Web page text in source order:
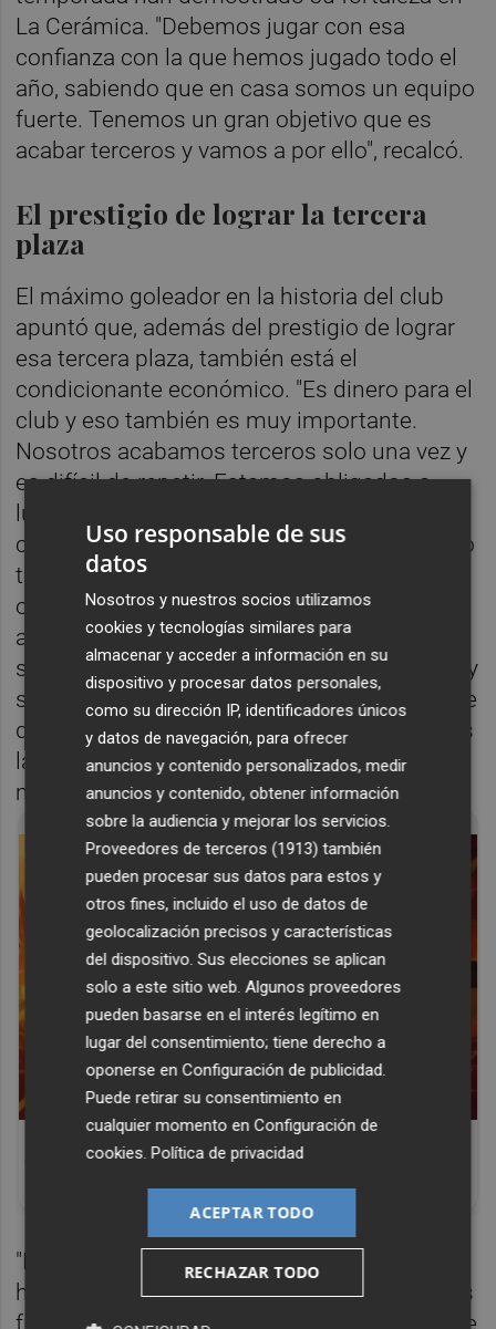
La Cerámica. "Debemos jugar con esa
confianza con la que hemos jugado todo el
año, sabiendo que en casa somos un equipo
fuerte. Tenemos un gran objetivo que es
acabar terceros y vamos a por ello", recalcó.
El prestigio de lograr la tercera
plaza
El máximo goleador en la historia del club
apuntó que, además del prestigio de lograr
esa tercera plaza, también está el
condicionante económico. "Es dinero para el
club y eso también es muy importante.
Nosotros acabamos terceros solo una vez y
es difícil de repetir. Estamos obligados a
luchar por ello. Tenemos un rival difícil y
complicado como el Atlético de Madrid, pero
tenemos confianza para cumplir este
objetivo final", aseguró. Además, recordó el
aspecto emocional de este encuentro que
supondrá el adiós del entrenador Marcelino y
su cuerpo técnico, y se mostró satisfecho de
que esta temporada le hayan respetado más
las lesiones y haya podido disfrutar de más
minutos de juego.
Corepunk MMORPG
Un verdadero MMORPG de la vieja escuela
¡Cómo los de antes, pero mejor!
"Este año he podido tener más continuidad,
he trabajado para no tener tantos problemas
físicos y en eso sí que estoy contento. Me he
Uso responsable de sus
datos
Nosotros y nuestros socios utilizamos
cookies y tecnologías similares para
almacenar y acceder a información en su
dispositivo y procesar datos personales,
como su dirección IP, identificadores únicos
y datos de navegación, para ofrecer
anuncios y contenido personalizados, medir
anuncios y contenido, obtener información
sobre la audiencia y mejorar los servicios.
Proveedores de terceros (1913) también
pueden procesar sus datos para estos y
otros fines, incluido el uso de datos de
geolocalización precisos y características
del dispositivo. Sus elecciones se aplican
solo a este sitio web. Algunos proveedores
pueden basarse en el interés legítimo en
lugar del consentimiento; tiene derecho a
oponerse enConfiguración de publicidad
Puede retirar su consentimiento en
cualquier momento enConfiguración de
cookies .Política de privacidad
ACEPTAR TODO
RECHAZAR TODO